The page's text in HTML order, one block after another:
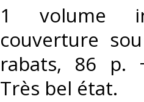
‎1 volume
couverture
rabats, 86 p.
Très bel état. ‎